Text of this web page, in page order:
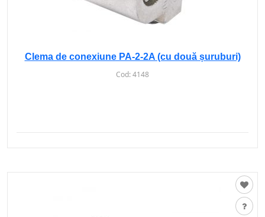
Clema de conexiune PA-2-2A (cu două șuruburi)
Cod:4148